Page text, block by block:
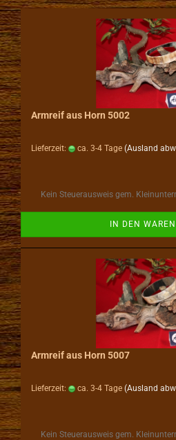
Armreif aus Horn 5002
Lieferzeit: ca. 3-4 Tage (Ausland
Kein Steuerausweis gem.
IN DEN
Armreif aus Horn 5007
Lieferzeit: ca. 3-4 Tage (Ausland
Kein Steuerausweis gem.